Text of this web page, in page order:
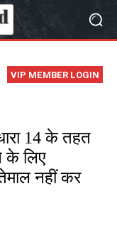
VIP MEMBER LOGIN
14 के तहत
के लिए
नहीं कर